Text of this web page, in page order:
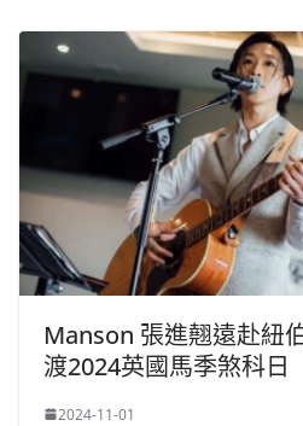
Manson 張進翹遠赴紐
渡2024英國馬季煞科日
2024-11-01